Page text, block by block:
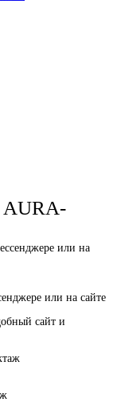
AURA-
или на сайте
сайт и